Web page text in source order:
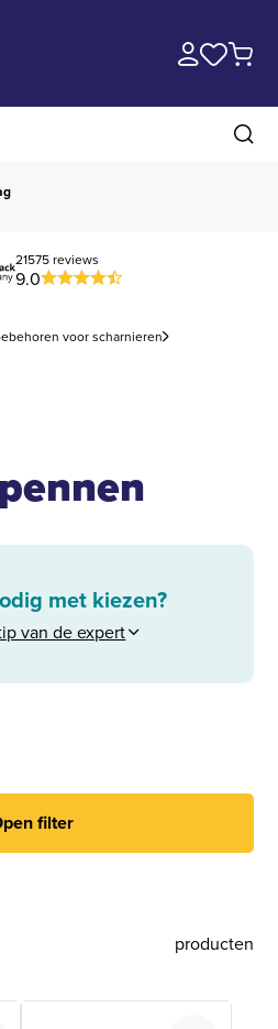
21575 reviews
9.0
voor scharnieren
met kiezen?
van de expert
filter
producten